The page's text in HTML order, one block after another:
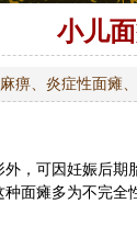
小儿
痹、炎症性面瘫
，可因妊娠后
面瘫多为不完全